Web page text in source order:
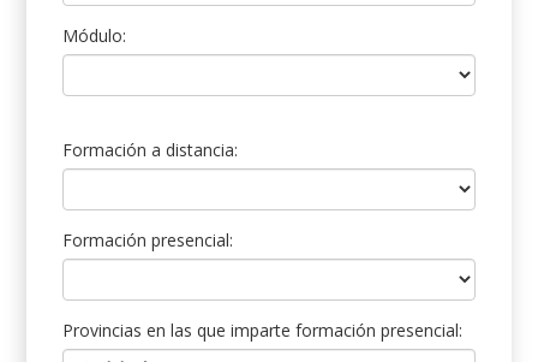
Módulo:
Formación a distancia:
Formación presencial:
Provincias en las que imparte formación presencial: